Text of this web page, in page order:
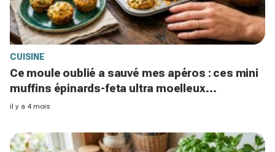
CUISINE
Ce moule oublié a sauvé mes apéros : ces mini
muffins épinards-feta ultra moelleux
disparaissent en 5 minutes
il y a 4 mois